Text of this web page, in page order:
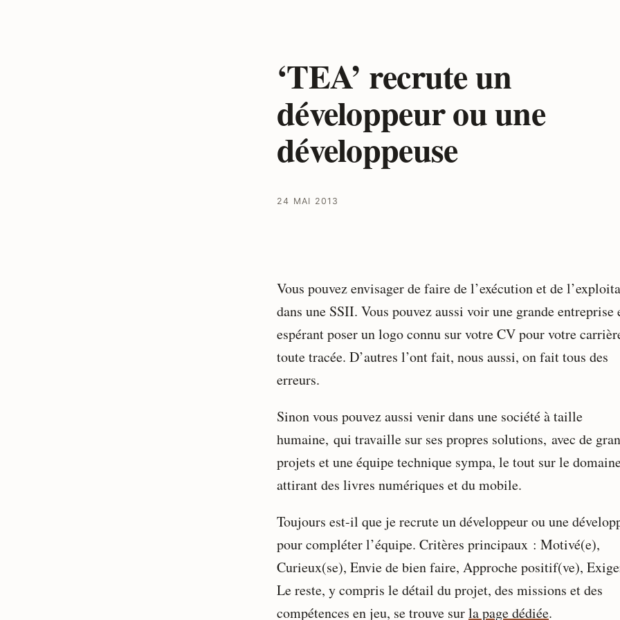
‘TEA’ recrute un
développeur ou une
développeuse
24 MAI 2013
Vous pouvez envisager de faire de l’exécution et de
dans une SSII. Vous pouvez aussi voir une grande entreprise
espérant poser un logo connu sur votre CV pour votre
toute tracée. D’autres l’ont fait, nous aussi, on fait tous des
erreurs.
Sinon vous pouvez aussi venir dans une société à taille
humaine, qui travaille sur ses propres solutions, avec de
projets et une équipe technique sympa, le tout sur le
attirant des livres numériques et du mobile.
Toujours est-il que je recrute un développeur ou une
pour compléter l’équipe. Critères principaux : Motivé(e),
Curieux(se), Envie de bien faire, Approche positif(ve),
Le reste, y compris le détail du projet, des missions et des
compétences en jeu, se trouve surla page dédiée.